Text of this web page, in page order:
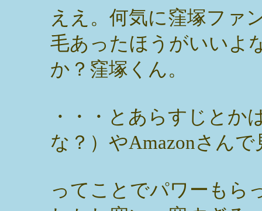
ええ。何気に窪塚ファ
毛あったほうがいいよ
か？窪塚くん。
・・・とあらすじとか
な？）やAmazonさん
ってことでパワーもら